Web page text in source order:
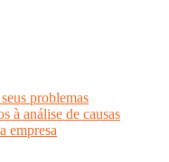
problemas
à análise de causas
empresa